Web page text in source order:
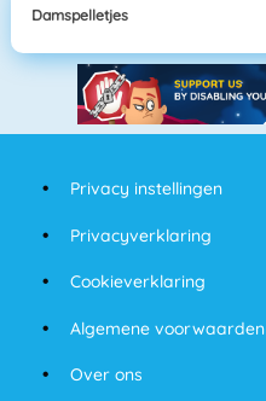
Damspelletjes
Privacy instellingen
Privacyverklaring
Cookieverklaring
Algemene voorwaarden
Over ons